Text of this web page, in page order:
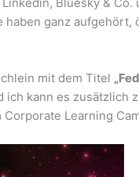
haben ganz aufgehört,
mit dem Titel
ich kann es zusätzlich
Learning